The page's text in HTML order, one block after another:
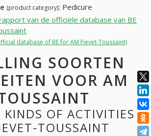
(product category): Pedicure
van de officiële database van BE
database of BE for AM Fievet-Toussaint)
SOORTEN
VOOR AM
OF ACTIVITIES
TOUSSAINT